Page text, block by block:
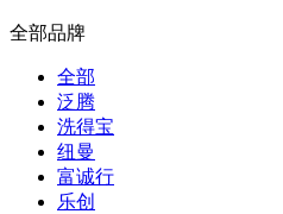
全部品牌
全部
泛腾
洗得宝
纽曼
富诚行
乐创